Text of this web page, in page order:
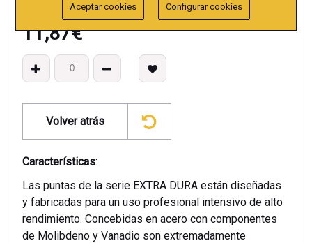
11,87€
Volver atrás
Características:
Las puntas de la serie EXTRA DURA están diseñadas
y fabricadas para un uso profesional intensivo de alto
rendimiento. Concebidas en acero con componentes
de Molibdeno y Vanadio son extremadamente
Aceptar cookies Configurar cookies